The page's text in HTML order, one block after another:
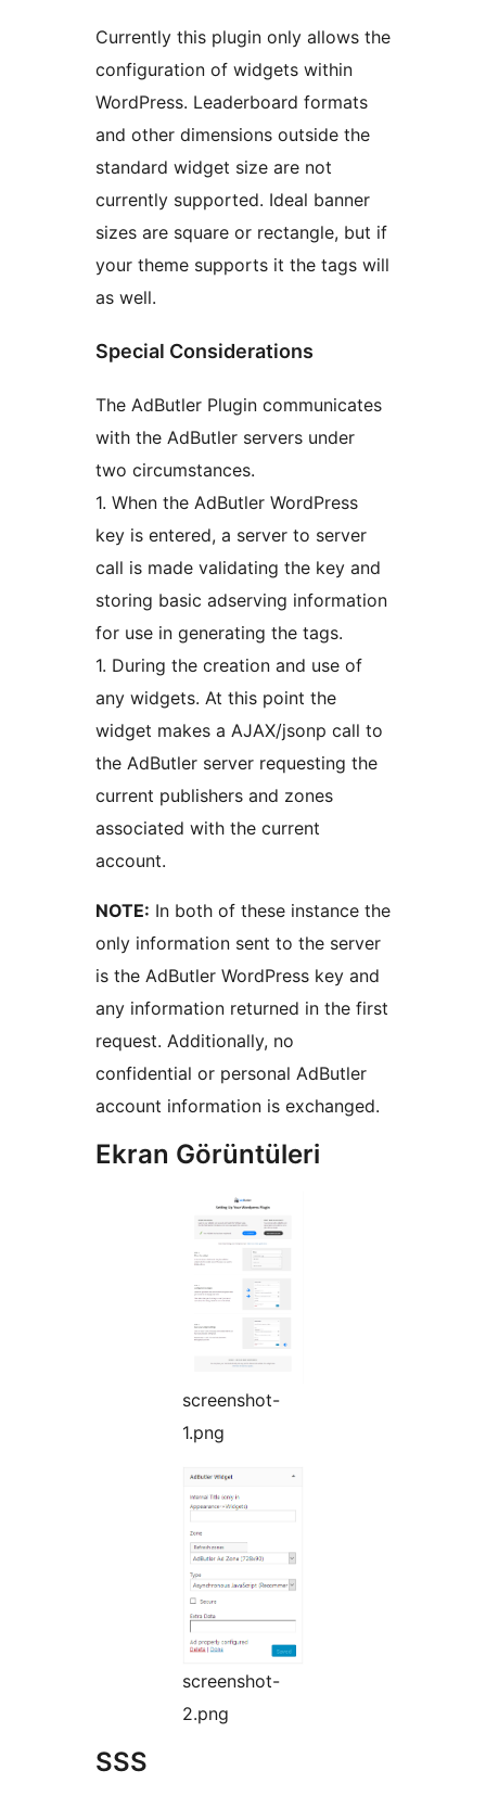
Currently this plugin only allows the
configuration of widgets within
WordPress. Leaderboard formats
and other dimensions outside the
standard widget size are not
currently supported. Ideal banner
sizes are square or rectangle, but if
your theme supports it the tags will
as well.
Special Considerations
The AdButler Plugin communicates
with the AdButler servers under
two circumstances.
1. When the AdButler WordPress
key is entered, a server to server
call is made validating the key and
storing basic adserving information
for use in generating the tags.
1. During the creation and use of
any widgets. At this point the
widget makes a AJAX/jsonp call to
the AdButler server requesting the
current publishers and zones
associated with the current
account.
NOTE: In both of these instance the
only information sent to the server
is the AdButler WordPress key and
any information returned in the first
request. Additionally, no
confidential or personal AdButler
account information is exchanged.
Ekran Görüntüleri
screenshot-
1.png
screenshot-
2.png
SSS